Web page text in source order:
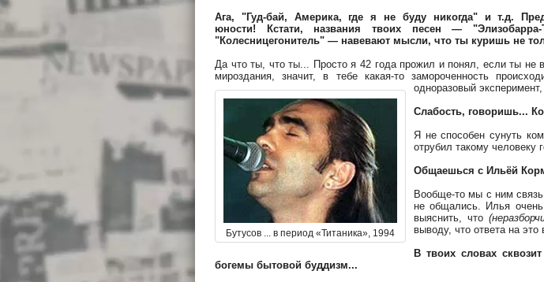
Ага, "Гуд-бай, Америка, где я не буду никогда" и т.д.
юности! Кстати, названия твоих песен —
"Колесницегонитель" — навевают мысли, что ты куришь не
Да что ты, что ты... Просто я 42 года прожил и понял, если ты не
мироздания, значит, в тебе какая-то замороченность
одноразовый
Бутусов ... в период «Титаника», 1994
Слабость, говоришь...
Я не способен сунуть
отрубил такому человеку
Общаешься с Ильёй
Вообще-то мы с ним связь
не общались. Илья
выяснить, что
выводу, что ответа на это
В твоих словах
богемы бытовой буддизм...